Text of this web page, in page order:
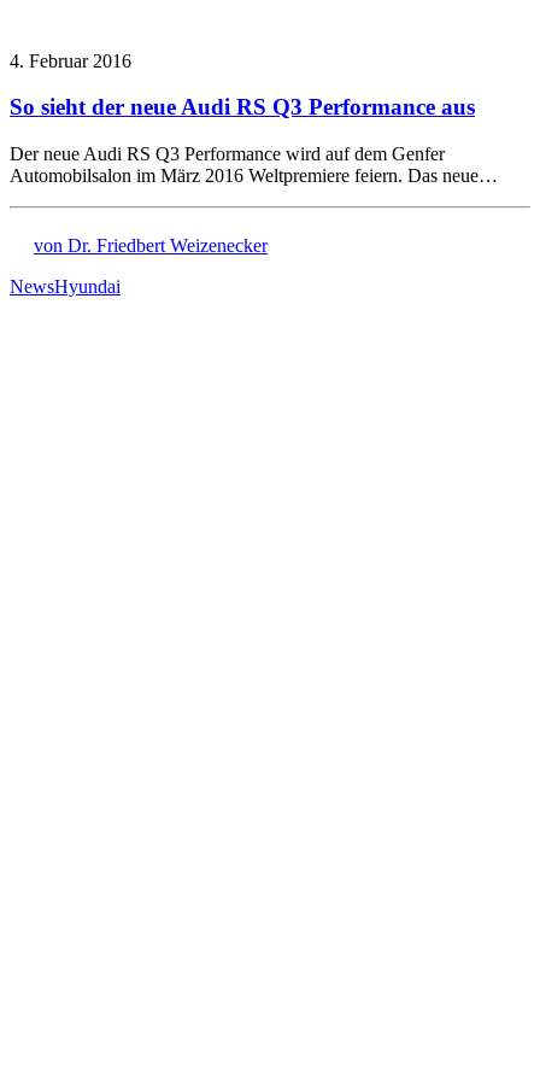
4. Februar 2016
So sieht der neue Audi RS Q3 Performance aus
Der neue Audi RS Q3 Performance wird auf dem Genfer
Automobilsalon im März 2016 Weltpremiere feiern. Das neue…
von Dr. Friedbert Weizenecker
NewsHyundai